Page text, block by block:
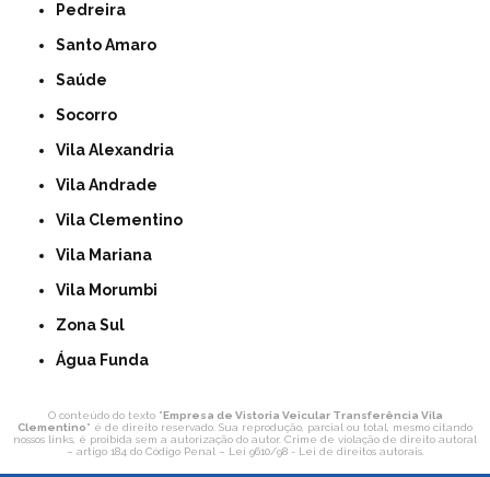
Pedreira
Santo Amaro
Saúde
Socorro
Vila Alexandria
Vila Andrade
Vila Clementino
Vila Mariana
Vila Morumbi
Zona Sul
Água Funda
O conteúdo do texto " Empresa de Vistoria Veicular Transferência Vila
Clementino" é de direito reservado. Sua reprodução, parcial ou total, mesmo citando
nossos links, é proibida sem a autorização do autor. Crime de violação de direito autoral
– artigo 184 do Código Penal – Lei 9610/98 - Lei de direitos autorais.